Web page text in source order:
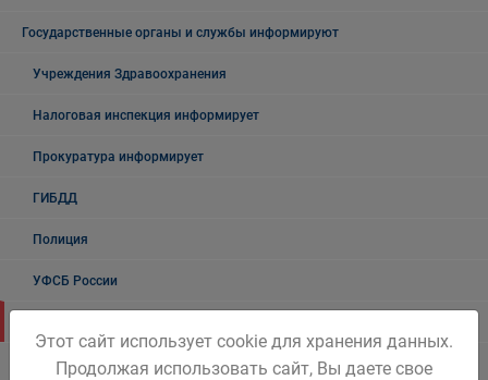
Государственные органы и службы информируют
Учреждения Здравоохранения
Налоговая инспекция информирует
Прокуратура информирует
ГИБДД
Полиция
УФСБ России
УФМС
Этот сайт использует cookie для хранения данных.
Продолжая использовать сайт, Вы даете свое